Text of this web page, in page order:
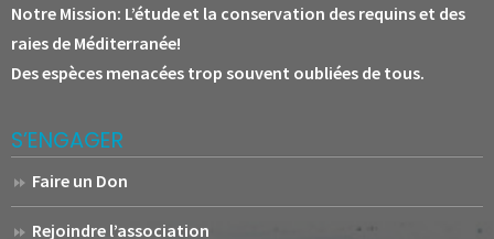
Notre Mission: L’étude et la conservation des requins et des
raies de Méditerranée!
Des espèces menacées trop souvent oubliées de tous.
S’ENGAGER
Faire un Don
Rejoindre l’association